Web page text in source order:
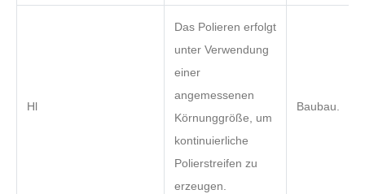
Hl
Das Polieren erfolgt
unter Verwendung
einer
angemessenen
Körnunggröße, um
kontinuierliche
Polierstreifen zu
erzeugen.
Baubau.